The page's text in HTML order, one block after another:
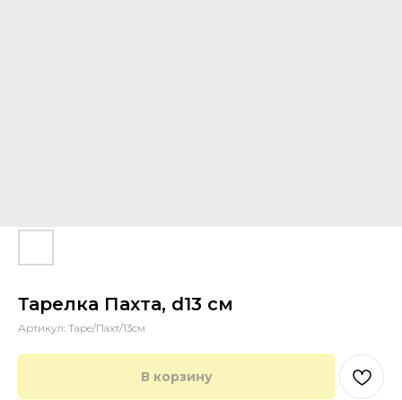
Тарелка Пахта, d13 см
Артикул: Таре/Пахт/13см
В корзину